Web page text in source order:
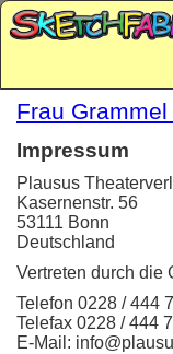
Frau
Impressum
Plausus
Kasernenstr. 56
53111 Bonn
Deutschland
Vertreten durch die
Telefon 0228 / 444
Telefax 0228 / 444
E-Mail: